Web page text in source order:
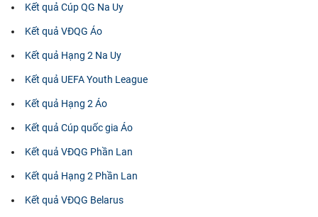
Kết quả Cúp QG Na Uy
Kết quả VĐQG Áo
Kết quả Hạng 2 Na Uy
Kết quả UEFA Youth League
Kết quả Hạng 2 Áo
Kết quả Cúp quốc gia Áo
Kết quả VĐQG Phần Lan
Kết quả Hạng 2 Phần Lan
Kết quả VĐQG Belarus